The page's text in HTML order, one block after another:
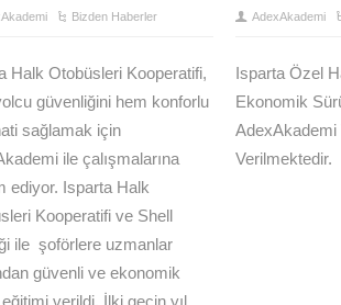
Bizden Haberler
Halk Otobüsleri Kooperatifi,
güvenliğini hem konforlu
sağlamak için
ile çalışmalarına
ediyor. Isparta Halk
Kooperatifi ve Shell
ile şoförlere uzmanlar
güvenli ve ekonomik
verildi. İlki geçin yıl
AdexAkademi
Isparta Özel
Ekonomik
AdexAkademi
Verilmektedir.